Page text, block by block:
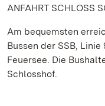
ANFAHRT SCHLOSS
Am bequemsten
Bussen der SSB,
Feuersee. Die
Schlosshof.